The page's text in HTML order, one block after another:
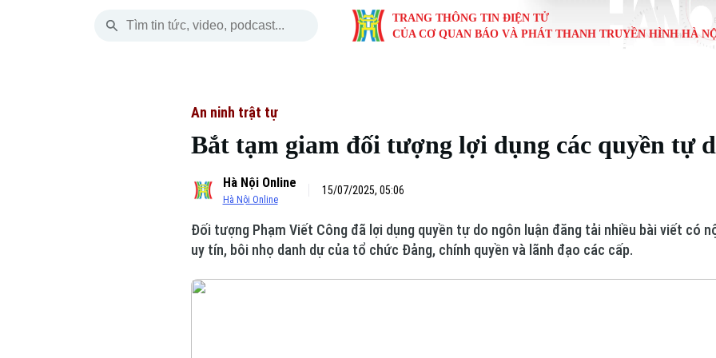
TRANG THÔNG TIN ĐIỆN TỬ
CỦA CƠ QUAN BÁO VÀ PHÁT THANH TRUYỀN HÌNH HÀ
Hà Nội
Chính trị
Xã hội
An ninh trật tự
Công nghệ
Nhịp sống Hà Nội
Người Hà Nội
Khoảnh khắc Hà Nội
Ẩm thực
Quân sự
Hồ sơ
Người Việt 4 phương
Cafe sáng
Tài chính Ngân hàng
Doanh nghiệp
Đầu tư
Đất đai
Kinh nghiệm
Tàu
Thị trường
Đánh giá
Tuyển sinh Làng nghề Dinh
An ninh trật tự
Bắt tạm giam đối tượng lợi dụng các quyền tự
Hà Nội Online
Hà Nội Online
15/07/2025, 05:06
Đối tượng Phạm Viết Công đã lợi dụng quyền tự do ngôn luận đăng tải nhiều bài viết có
uy tín, bôi nhọ danh dự của tổ chức Đảng, chính quyền và lãnh đạo các cấp.